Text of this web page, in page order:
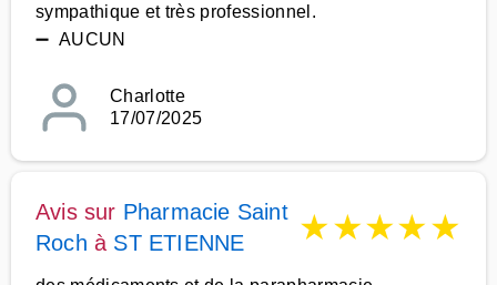
sympathique et très professionnel.
➖ AUCUN
Charlotte
17/07/2025
Avis sur Pharmacie Saint
Roch à ST ETIENNE ★★★★★